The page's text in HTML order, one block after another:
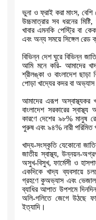
ভুনা ও ফ্রাই করা মাংস, বেশি
উচ্চমাত্রার সব ধরনের মিষ্টি,
খাবার এমনকি পেস্ট্রি বা
এবং অন্য সময়ে সিঙ্গেল রেড
বিভিন্ন দেশ ঘুরে বিভিন্ন
আমি মনে করি- আমাদের
শ্রীলঙ্কা ও বাংলাদেশ
পোড়া খাদ্যের কদর বা অভ্যাস
আমাদের এরূপ অস্বাস্থ্যকর
বাংলাদেশ সরকারের স্বাস্থ্য
কারণে দেশের ৯৮% মানুষ
পুরুষ এবং ৯৪% নারী পরিমিত
খাদ্য-সংস্কৃতি যেকোনো
জাতীয় স্বাস্থ্য, উন্নয়ন-
অসুখ-বিসুখ,ফার্মেসী ও
একদিকে খাদ্য ব্যবসায়ে
গ্রহণে কুঅভ্যাস এবং
ব্যাধির আপাত উপশমে
অলি-গলিতে জেগে উঠছে
ইত্যাদি।